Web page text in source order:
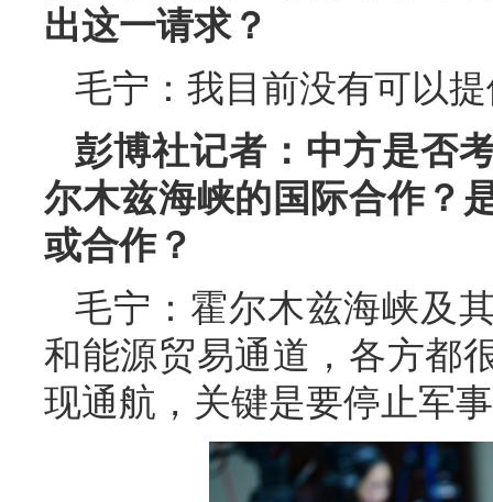
出这一请求？
毛宁：我目前没有可以
彭博社记者：中方是否
尔木兹海峡的国际合作？
或合作？
毛宁：霍尔木兹海峡及
和能源贸易通道，各方都
现通航，关键是要停止军